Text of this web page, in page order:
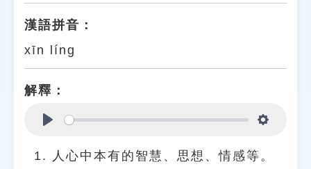
貓頭鷹博士
漢語拼音：
xīn líng
解釋：
人心中本有的智慧、思想、情感等。